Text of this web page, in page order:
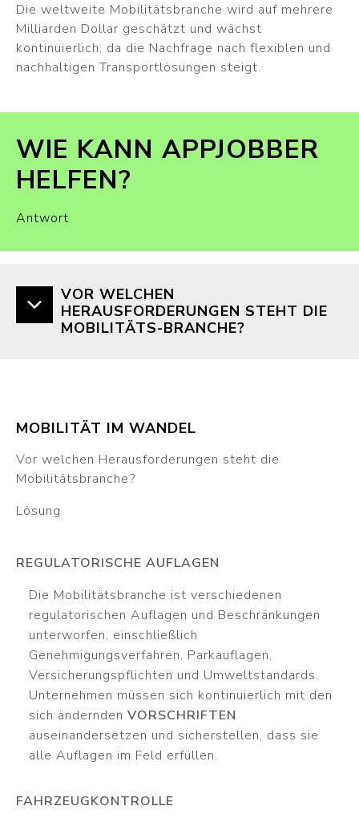
Die weltweite Mobilitätsbranche wird auf mehrere
Milliarden Dollar geschätzt und wächst
kontinuierlich, da die Nachfrage nach flexiblen und
nachhaltigen Transportlösungen steigt.
WIE KANN APPJOBBER
HELFEN?
Antwort
VOR WELCHEN
HERAUSFORDERUNGEN STEHT DIE
MOBILITÄTS-BRANCHE?
MOBILITÄT IM WANDEL
Vor welchen Herausforderungen steht die
Mobilitätsbranche?
Lösung
REGULATORISCHE AUFLAGEN
Die Mobilitätsbranche ist verschiedenen
regulatorischen Auflagen und Beschränkungen
unterworfen, einschließlich
Genehmigungsverfahren, Parkauflagen,
Versicherungspflichten und Umweltstandards.
Unternehmen müssen sich kontinuierlich mit den
sich ändernden VORSCHRIFTEN
auseinandersetzen und sicherstellen, dass sie
alle Auflagen im Feld erfüllen.
FAHRZEUGKONTROLLE